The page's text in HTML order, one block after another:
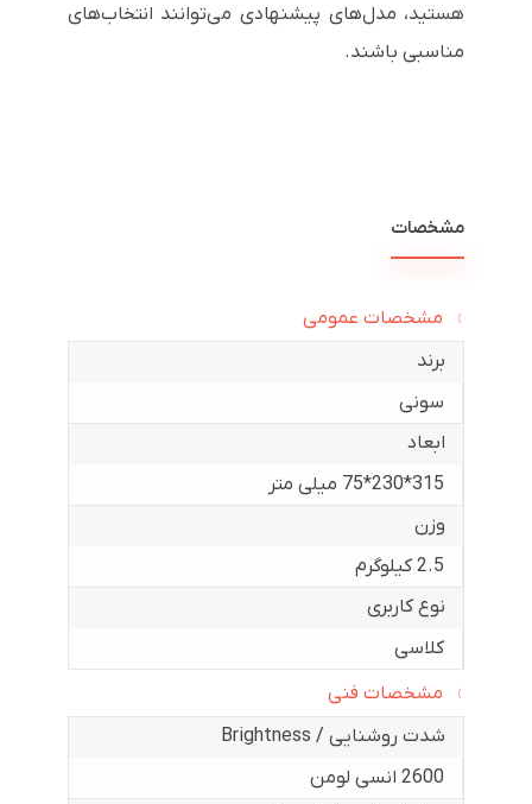
هستید، مدل‌های پیشنهادی می‌توانند انتخاب‌های
مناسبی باشند.
مشخصات
مشخصات عمومی
برند
سونی
ابعاد
315*230*75 میلی متر
وزن
2.5 کیلوگرم
نوع کاربری
کلاسی
مشخصات فنی
شدت روشنایی / Brightness
2600 انسی لومن